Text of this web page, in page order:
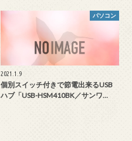
パソコン
2021.1.9
個別スイッチ付きで節電出来るUSB
ハブ「USB-HSM410BK／サンワ…